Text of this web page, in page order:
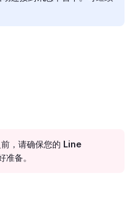
，请确保您的 Line
备。